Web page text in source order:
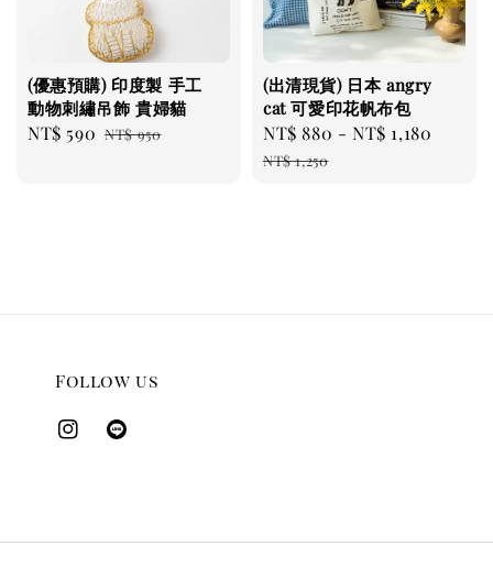
(優惠預購) 印度製 手工
動物刺繡吊飾 貴婦貓
Sale
NT$ 590 Regular
NT$ 950
(出清現貨) 日本 angry
cat 可愛印花帆布包
Sale
price
NT$ 880 -NT$ 1,180
NT$ 1,250
Follow us